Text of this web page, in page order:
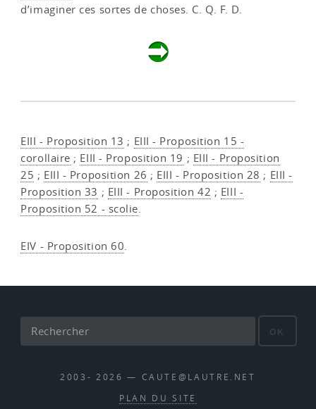
d’imaginer ces sortes de choses. C. Q. F. D.
EIII - Proposition 13 ; EIII - Proposition 15 -
corollaire ; EIII - Proposition 19 ; EIII - Proposition
25 ; EIII - Proposition 26 ; EIII - Proposition 28 ; EIII -
Proposition 33 ; EIII - Proposition 42 ; EIII -
Proposition 52 - scolie.
EIV - Proposition 60.
OK
2003- 2026 — CAUTE@LAUTRE.NET
PLAN DU SITE